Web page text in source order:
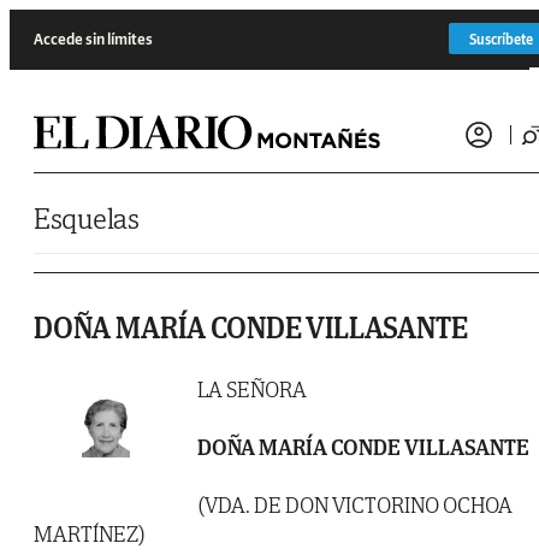
Accede sin límites Suscríbete
Esquelas
DOÑA MARÍA CONDE VILLASANTE
LA SEÑORA
DOÑA MARÍA CONDE VILLASANTE
(VDA. DE DON VICTORINO OCHOA
MARTÍNEZ)